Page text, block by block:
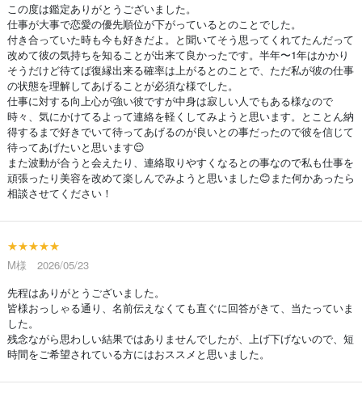
この度は鑑定ありがとうございました。
仕事が大事で恋愛の優先順位が下がっているとのことでした。
付き合っていた時も今も好きだよ。と聞いてそう思ってくれてたんだって
改めて彼の気持ちを知ることが出来て良かったです。半年〜1年はかかり
そうだけど待てば復縁出来る確率は上がるとのことで、ただ私が彼の仕事
の状態を理解してあげることが必須な様でした。
仕事に対する向上心が強い彼ですが中身は寂しい人でもある様なので
時々、気にかけてるよって連絡を軽くしてみようと思います。とことん納
得するまで好きでいて待ってあげるのが良いとの事だったので彼を信じて
待ってあげたいと思います😌
また波動が合うと会えたり、連絡取りやすくなるとの事なので私も仕事を
頑張ったり美容を改めて楽しんでみようと思いました😊また何かあったら
相談させてください！
★★★★★
M様 2026/05/23
先程はありがとうございました。
皆様おっしゃる通り、名前伝えなくても直ぐに回答がきて、当たっていま
した。
残念ながら思わしい結果ではありませんでしたが、上げ下げないので、短
時間をご希望されている方にはおススメと思いました。